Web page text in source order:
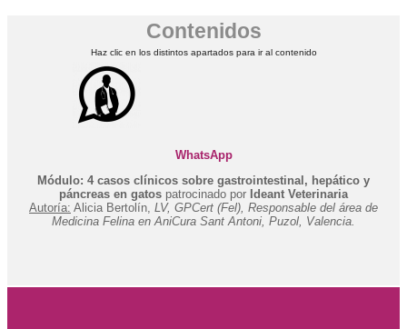
Contenidos
Haz clic en los distintos apartados para ir al contenido
WhatsApp
Módulo: 4 casos clínicos sobre gastrointestinal, hepático y
páncreas en gatos patrocinado por Ideant Veterinaria
Autoría: Alicia Bertolín, LV, GPCert (Fel), Responsable del área de
Medicina Felina en AniCura Sant Antoni, Puzol, Valencia.